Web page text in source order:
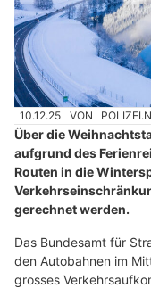
10.12.25 VON
Über die
aufgrund des
Routen in die
gerechnet werden.
Das Bundesamt für
den Autobahnen im
grosses